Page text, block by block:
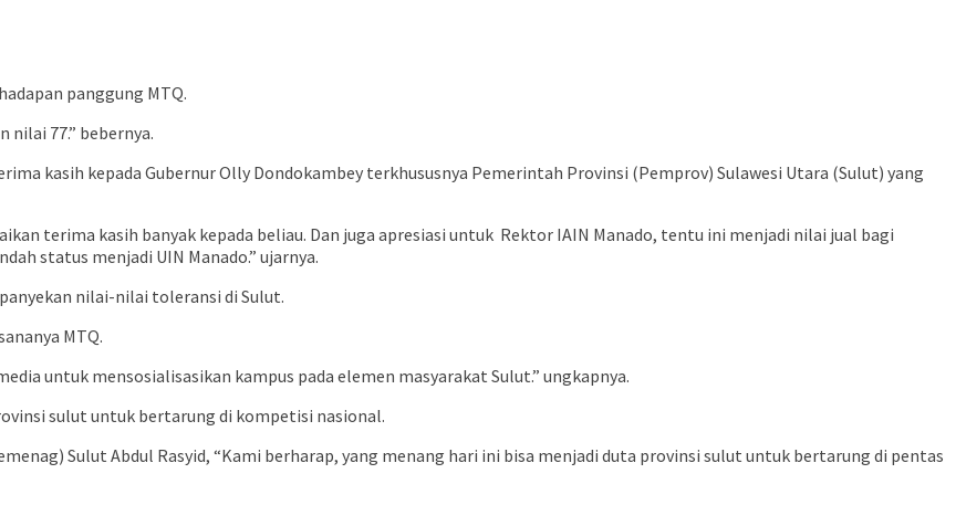
panggung MTQ.
77.” bebernya.
kasih kepada Gubernur Olly Dondokambey terkhususnya Pemerintah Provinsi (Pemprov) Sulawesi Utara (Sulut) yang
terima kasih banyak kepada beliau. Dan juga apresiasi untuk Rektor IAIN Manado, tentu ini menjadi nilai jual bagi
status menjadi UIN Manado.” ujarnya.
nilai-nilai toleransi di Sulut.
MTQ.
untuk mensosialisasikan kampus pada elemen masyarakat Sulut.” ungkapnya.
sulut untuk bertarung di kompetisi nasional.
Sulut Abdul Rasyid, “Kami berharap, yang menang hari ini bisa menjadi duta provinsi sulut untuk bertarung di pentas